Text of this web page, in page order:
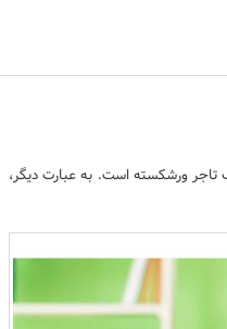
ورشکسته است. به عبارت دیگر،